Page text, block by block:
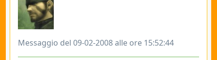
Messaggio del 09-02-2008 alle ore 15:52:44